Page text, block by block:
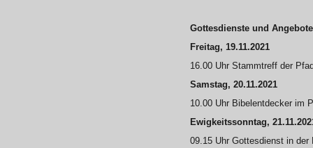
Gottesdienste und
Freitag, 19.11.2021
16.00 Uhr Stammtreff der
Samstag, 20.11.2021
10.00 Uhr Bibelentdecker im
Ewigkeitssonntag,
09.15 Uhr Gottesdienst in